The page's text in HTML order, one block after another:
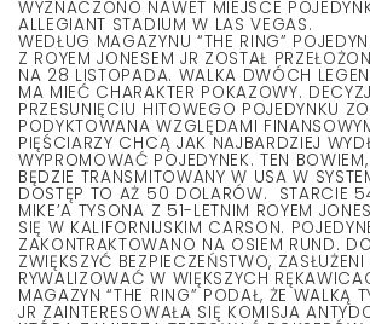
WYZNACZONO NAWET MIEJSCE
ALLEGIANT STADIUM W LAS VEGAS.
WEDŁUG MAGAZYNU “THE RING”
Z ROYEM JONESEM JR ZOSTAŁ
NA 28 LISTOPADA. WALKA DWÓCH
MA MIEĆ CHARAKTER POKAZOWY.
PRZESUNIĘCIU HITOWEGO POJEDYNKU
PODYKTOWANA WZGLĘDAMI
PIĘŚCIARZY CHCĄ JAK NAJBARDZIEJ
WYPROMOWAĆ POJEDYNEK. TEN
BĘDZIE TRANSMITOWANY W USA W
DOSTĘP TO AŻ 50 DOLARÓW. STARCIE
MIKE’A TYSONA Z 51-LETNIM ROYEM
SIĘ W KALIFORNIJSKIM CARSON.
ZAKONTRAKTOWANO NA OSIEM RUND.
ZWIĘKSZYĆ BEZPIECZEŃSTWO,
RYWALIZOWAĆ W WIĘKSZYCH
MAGAZYN “THE RING” PODAŁ, ŻE WALKĄ
JR ZAINTERESOWAŁA SIĘ KOMISJA